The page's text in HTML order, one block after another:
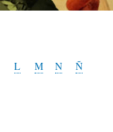
L M N
Ñ